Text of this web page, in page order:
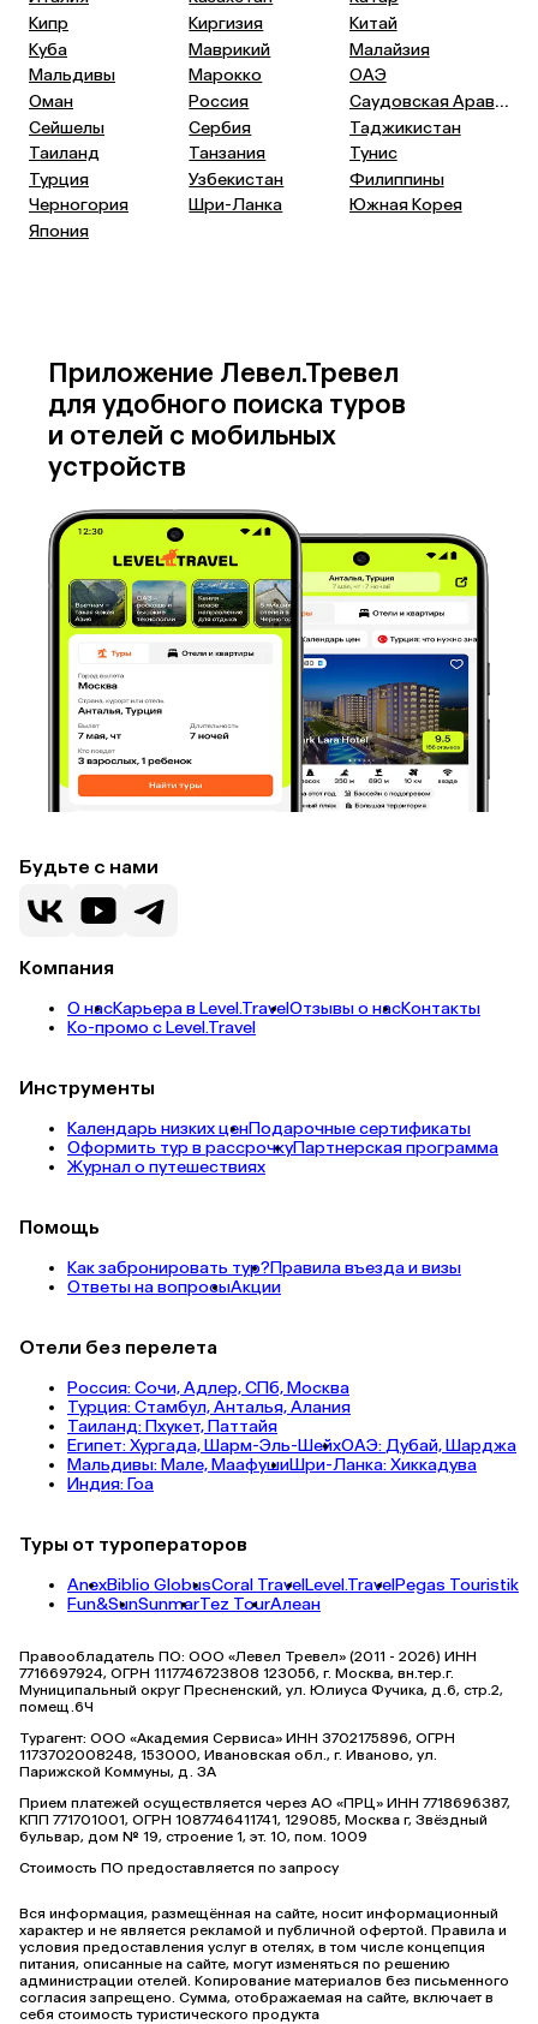
Кипр
Киргизия
Китай
Куба
Маврикий
Малайзия
Мальдивы
Марокко
ОАЭ
Оман
Россия Саудовская Аравия
Сейшелы Сербия
Таджикистан
Таиланд
Танзания
Тунис
Турция
Узбекистан
Филиппины
Черногория
Шри-Ланка
Южная Корея
Япония
Приложение Левел.Тревел
для удобного поиска туров
и отелей с мобильных
устройств
Будьте с нами
Компания
О насКарьера в Level.TravelОтзывы о насКонтакты
Ко-промо с Level.Travel
Инструменты
Календарь низких ценПодарочные сертификаты
Оформить тур в рассрочкуПартнерская программа
Журнал о путешествиях
Помощь
Как забронировать тур?Правила въезда и визы
Ответы на вопросыАкции
Отели без перелета
Россия:Сочи,Адлер,СПб,Москва
Турция:Стамбул,Анталья,Алания
Таиланд:Пхукет,Паттайя
Египет:Хургада,Шарм-Эль-ШейхОАЭ:Дубай,Шарджа
Мальдивы:Мале,МаафушиШри-Ланка:Хиккадува
Индия:Гоа
Туры от туроператоров
AnexBiblio GlobusCoral TravelLevel.TravelPegas Touristik
Fun&SunSunmarTez TourАлеан
Правообладатель ПО: ООО «Левел Тревел» (2011 - 2026) ИНН
7716697924, ОГРН 1117746723808 123056, г. Москва, вн.тер.г.
Муниципальный округ Пресненский, ул. Юлиуса Фучика, д.6, стр.2,
помещ.6Ч
Турагент: ООО «Академия Сервиса» ИНН 3702175896, ОГРН
1173702008248, 153000, Ивановская обл., г. Иваново, ул.
Парижской Коммуны, д. ЗА
Прием платежей осуществляется через АО «ПРЦ» ИНН 7718696387,
КПП 771701001, ОГРН 1087746411741, 129085, Москва г, Звёздный
бульвар, дом № 19, строение 1, эт. 10, пом. 1009
Стоимость ПО предоставляется по запросу
Вся информация, размещённая на сайте, носит информационный
характер и не является рекламой и публичной офертой. Правила и
условия предоставления услуг в отелях, в том числе концепция
питания, описанные на сайте, могут изменяться по решению
администрации отелей. Копирование материалов без письменного
согласия запрещено. Сумма, отображаемая на сайте, включает в
себя стоимость туристического продукта